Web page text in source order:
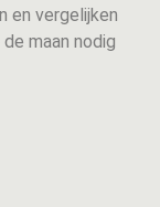
en vergelijken
maan nodig